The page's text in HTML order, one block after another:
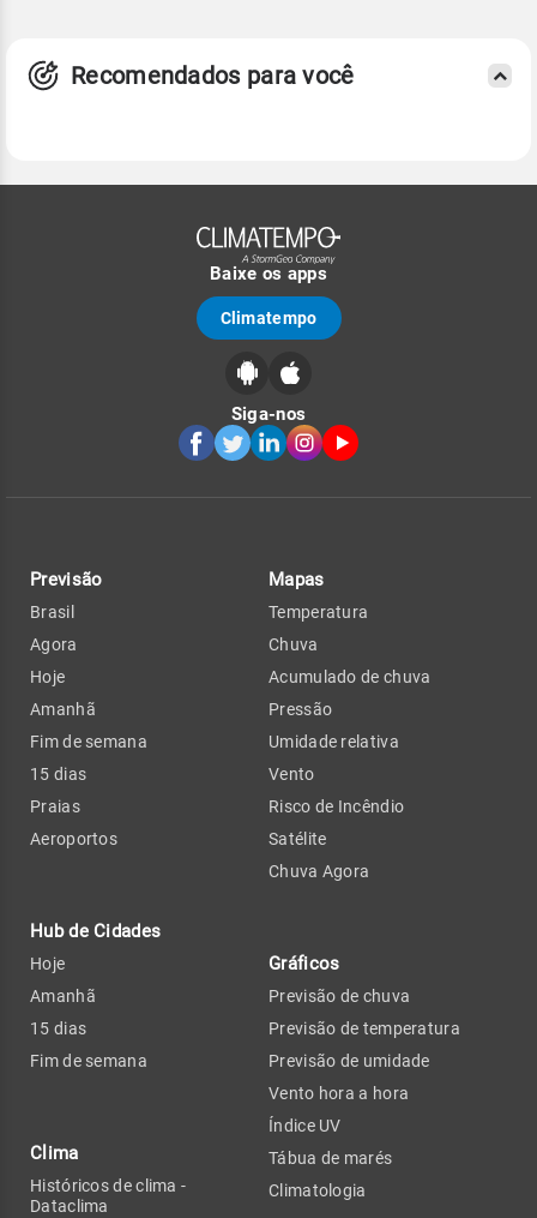
Recomendados para você
Baixe os apps
Climatempo
Siga-nos
Previsão
Brasil
Agora
Hoje
Amanhã
Fim de semana
15 dias
Praias
Aeroportos
Hub de Cidades
Hoje
Amanhã
15 dias
Fim de semana
Clima
Históricos de clima -
Dataclima
Mapas
Temperatura
Chuva
Acumulado de chuva
Pressão
Umidade relativa
Vento
Risco de Incêndio
Satélite
Chuva Agora
Gráficos
Previsão de chuva
Previsão de temperatura
Previsão de umidade
Vento hora a hora
Índice UV
Tábua de marés
Climatologia